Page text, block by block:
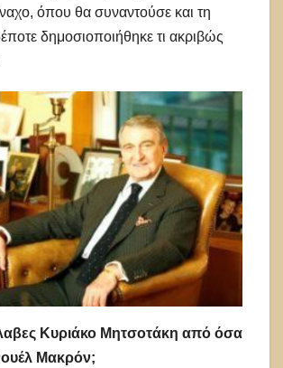
όπου θα συναντούσε και τη
δημοσιοποιήθηκε τι ακριβώς
Κυριάκο Μητσοτάκη από όσα
Μακρόν;